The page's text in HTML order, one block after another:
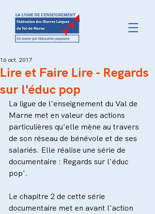
Lire et Faire Lire - Regards
sur l'éduc pop
16 oct. 2017
La ligue de l'enseignement du Val de
Marne met en valeur des actions
particulières qu'elle mène au travers
de son réseau de bénévole et de ses
salariés. Elle réalise une série de
documentaire : Regards sur l'éduc
pop'.
Le chapitre 2 de cette série
documentaire met en avant l'action